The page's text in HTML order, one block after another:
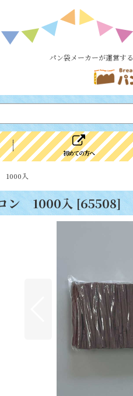
パン袋メーカーが運営す
初めての方へ
入
ン 1000入 [65508]